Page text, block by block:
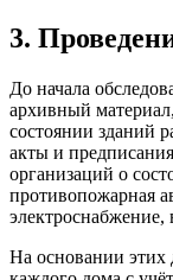
3.
До начала
архивный
состоянии зданий
акты и
организаций о
противопожарная
электроснабжение,
На основании этих